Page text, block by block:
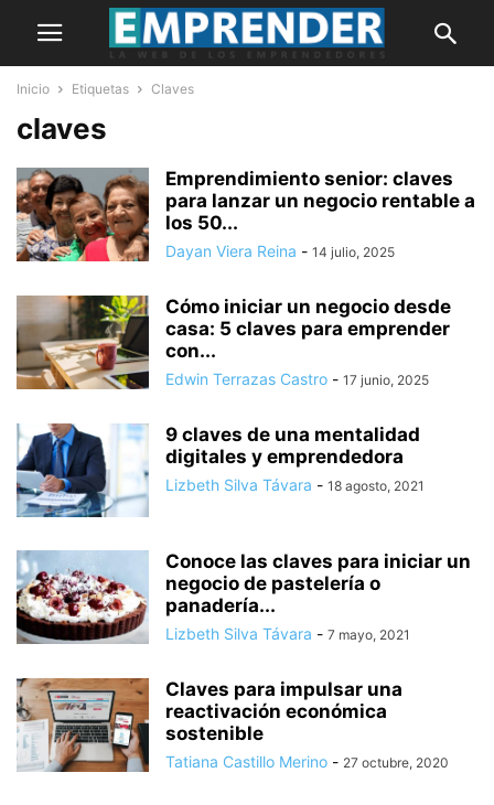
Inicio Etiquetas Claves
claves
Emprendimiento senior: claves
para lanzar un negocio rentable a
los 50...
Dayan Viera Reina - 14 julio, 2025
Cómo iniciar un negocio desde
casa: 5 claves para emprender
con...
Edwin Terrazas Castro - 17 junio, 2025
9 claves de una mentalidad
digitales y emprendedora
Lizbeth Silva Távara - 18 agosto, 2021
Conoce las claves para iniciar un
negocio de pastelería o
panadería...
Lizbeth Silva Távara - 7 mayo, 2021
Claves para impulsar una
reactivación económica
sostenible
Tatiana Castillo Merino - 27 octubre, 2020